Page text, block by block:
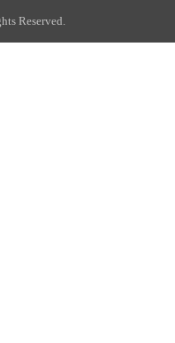
Reserved.